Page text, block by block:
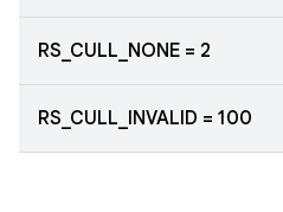
RS_CULL_NONE = 2
RS_CULL_INVALID = 100